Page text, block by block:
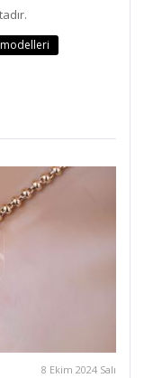
8 Ekim 2024 Salı